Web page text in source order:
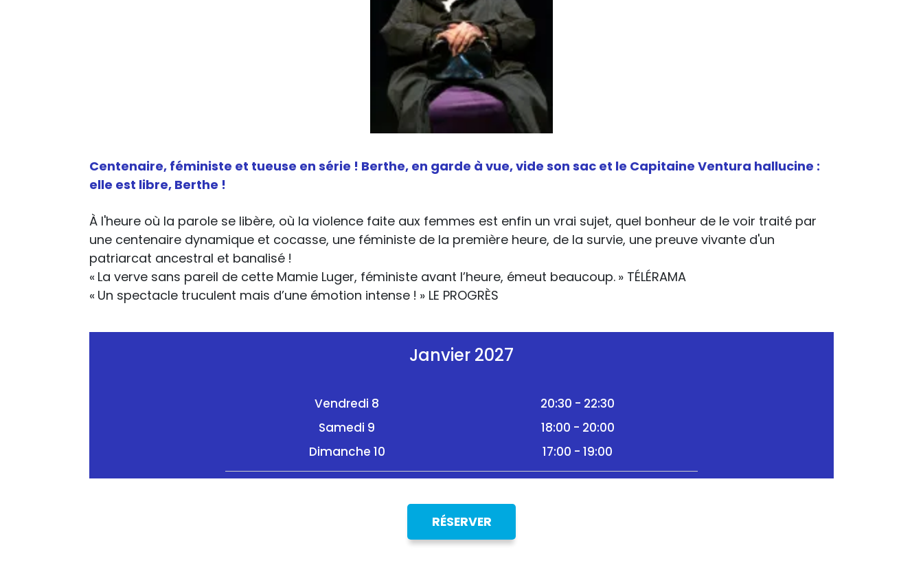
Centenaire, féministe et tueuse en série ! Berthe, en garde à vue, vide son sac et le Capitaine Ventura hallucine :
elle est libre, Berthe !
À l'heure où la parole se libère, où la violence faite aux femmes est enfin un vrai sujet, quel bonheur de le voir traité par
une centenaire dynamique et cocasse, une féministe de la première heure, de la survie, une preuve vivante d'un
patriarcat ancestral et banalisé !
« La verve sans pareil de cette Mamie Luger, féministe avant l’heure, émeut beaucoup. » TÉLÉRAMA
« Un spectacle truculent mais d’une émotion intense ! » LE PROGRÈS
Janvier 2027
Vendredi 8
20:30 - 22:30
Samedi 9
18:00 - 20:00
Dimanche 10
17:00 - 19:00
RÉSERVER